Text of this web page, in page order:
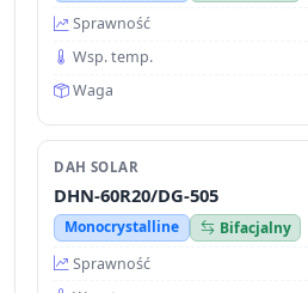
Sprawność
Wsp. temp.
Waga
DAH SOLAR
DHN-60R20/DG-505
Monocrystalline
Bifacjalny
Sprawność